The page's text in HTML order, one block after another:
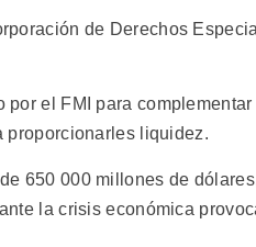
de Derechos
el FMI para
proporcionarles liquidez.
650 000 millones de
la crisis económica